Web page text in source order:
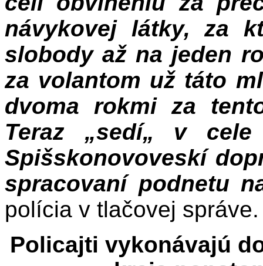
návykovej látky, za
slobody až na jeden
za volantom už táto
dvoma rokmi za
Teraz „sedí„ v
Spišskonovoveskí
spracovaní podnetu
polícia v tlačovej správe.
Policajti vykonávajú